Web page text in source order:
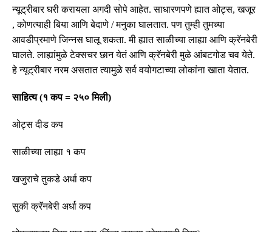
न्यूट्रीबार घरी करायला अगदी सोपे आहेत.साधारणपणे ह्यात ओट्स,खजूर
,कोणत्याही बिया आणि बेदाणे /मनुका घालतात.पण तुम्ही तुमच्या
आवडीप्रमाणे जिन्नस घालू शकता.मी ह्यात साळीच्या लाह्या आणि क्रॅनबेरी
घालते.लाह्यांमुळे टेक्सचर छान येतं आणि क्रॅनबेरी मुळे आंबटगोड चव येते.
हे न्यूट्रीबार नरम असतात त्यामुळे सर्व वयोगटाच्या लोकांना खाता येतात.
साहित्य(१ कप = २५० मिली)
ओट्स दीड कप
साळीच्या लाह्या १ कप
खजुराचे तुकडे अर्धा कप
सुकी क्रॅनबेरी अर्धा कप